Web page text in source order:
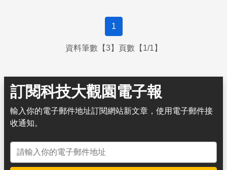
1
資料筆數【3】頁數【1/1】
訂閱科技大觀園電子報
輸入你的電子郵件地址訂閱網站新文章，使用電子郵件接
收通知。
電子郵件地址